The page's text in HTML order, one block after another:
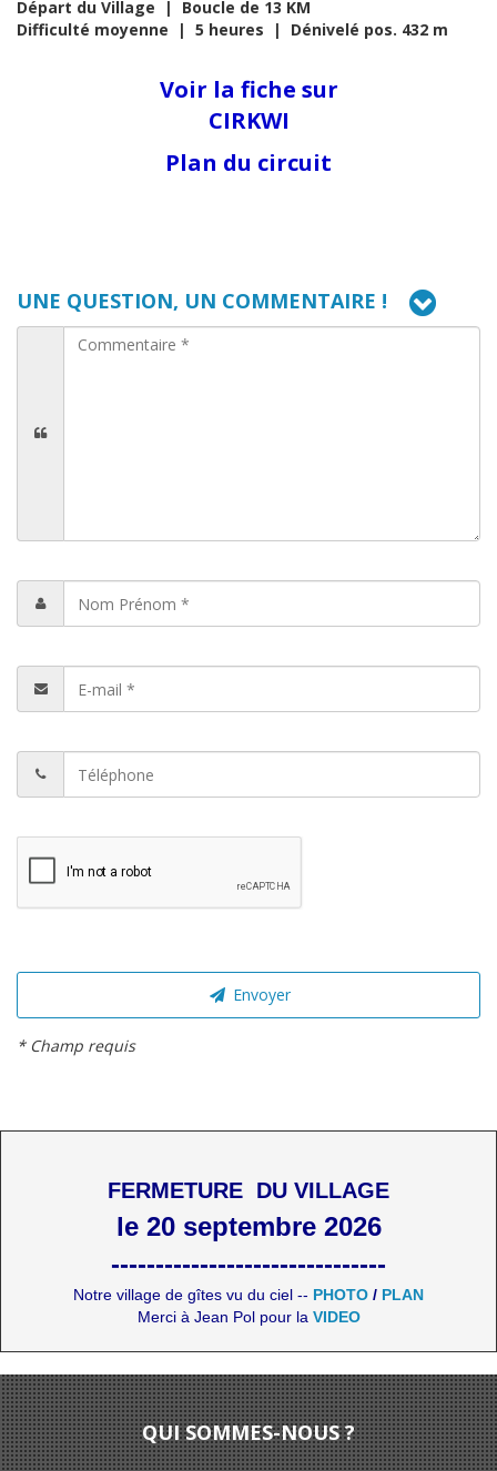
Départ du Village | Boucle de 13 KM
Difficulté moyenne | 5 heures | Dénivelé pos. 432 m
Voir la fiche sur
CIRKWI
Plan du circuit
UNE QUESTION, UN COMMENTAIRE !
Envoyer
* Champ requis
FERMETURE DU VILLAGE
le 20 septembre 2026
-------------------------------
Notre village de gîtes vu du ciel -- PHOTO / PLAN
Merci à Jean Pol pour la VIDEO
QUI SOMMES-NOUS ?